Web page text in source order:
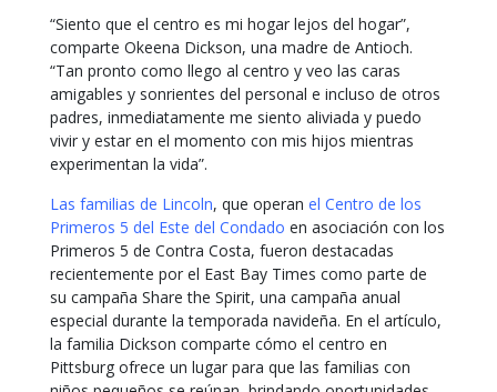
“Siento que el centro es mi hogar lejos del hogar”,
comparte Okeena Dickson, una madre de Antioch.
“Tan pronto como llego al centro y veo las caras
amigables y sonrientes del personal e incluso de otros
padres, inmediatamente me siento aliviada y puedo
vivir y estar en el momento con mis hijos mientras
experimentan la vida”.
Las familias de Lincoln, que operan el Centro de los
Primeros 5 del Este del Condado en asociación con los
Primeros 5 de Contra Costa, fueron destacadas
recientemente por el East Bay Times como parte de
su campaña Share the Spirit, una campaña anual
especial durante la temporada navideña. En el artículo,
la familia Dickson comparte cómo el centro en
Pittsburg ofrece un lugar para que las familias con